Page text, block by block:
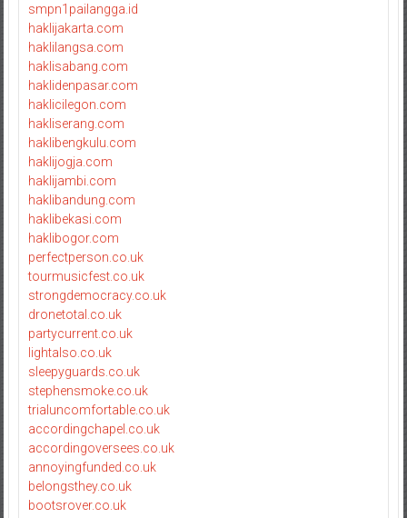
smpn1pailangga.id
haklijakarta.com
haklilangsa.com
haklisabang.com
haklidenpasar.com
haklicilegon.com
hakliserang.com
haklibengkulu.com
haklijogja.com
haklijambi.com
haklibandung.com
haklibekasi.com
haklibogor.com
perfectperson.co.uk
tourmusicfest.co.uk
strongdemocracy.co.uk
dronetotal.co.uk
partycurrent.co.uk
lightalso.co.uk
sleepyguards.co.uk
stephensmoke.co.uk
trialuncomfortable.co.uk
accordingchapel.co.uk
accordingoversees.co.uk
annoyingfunded.co.uk
belongsthey.co.uk
bootsrover.co.uk